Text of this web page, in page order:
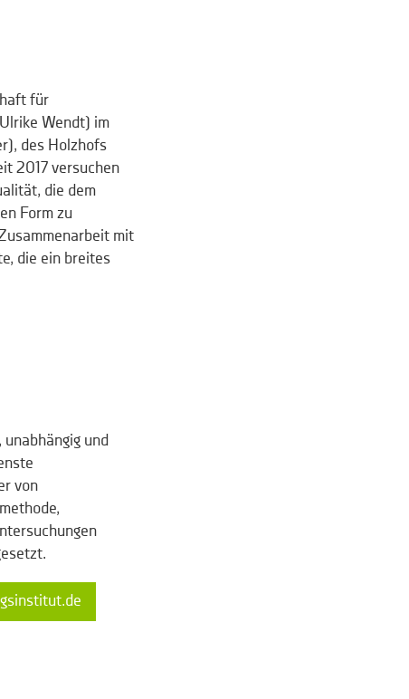
für
Wendt) im
des Holzhofs
2017 versuchen
die dem
Form zu
mit
die ein breites
und
von